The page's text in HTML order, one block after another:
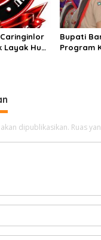
Huni,
Bupati
Program
dipublikasikan. Ruas